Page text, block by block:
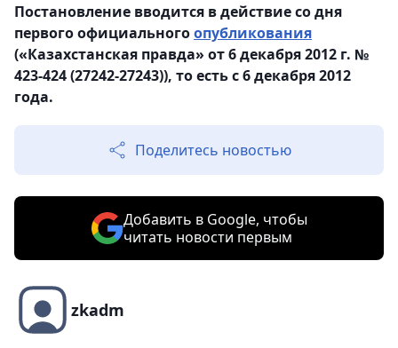
Постановление вводится в действие со дня
первого официальногоопубликования
(«Казахстанская правда» от 6 декабря 2012 г. №
423-424 (27242-27243)), то есть с 6 декабря 2012
года.
Поделитесь новостью
Добавить в Google, чтобы
читать новости первым
zkadm